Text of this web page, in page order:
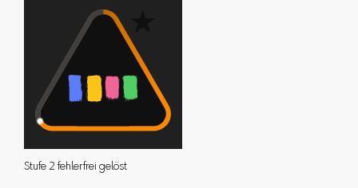
Stufe 2 fehlerfrei gelöst